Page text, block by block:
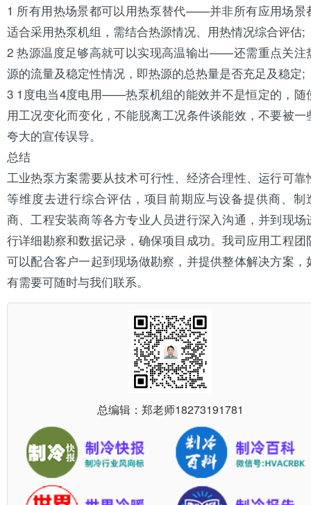
1 所有用热场景都可以用热泵替代——并非所有应用场景
适合采用热泵机组，需结合热源情况、用热情况综合评估;
2 热源温度足够高就可以实现高温输出——还需重点关注
源的流量及稳定性情况，即热源的总热量是否充足及稳定;
3 1度电当4度电用——热泵机组的能效并不是恒定的，随
用工况变化而变化，不能脱离工况条件谈能效，不要被一
夸大的宣传误导。
总结
工业热泵方案需要从技术可行性、经济合理性、运行可靠
等维度去进行综合评估，项目前期应与设备提供商、制
商、工程安装商等各方专业人员进行深入沟通，并到现场
行详细勘察和数据记录，确保项目成功。我司应用工程团
可以配合客户一起到现场做勘察，并提供整体解决方案，
有需要可随时与我们联系。
总编辑：郑老师18273191781